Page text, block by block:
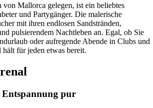
Mallorca gelegen, ist ein beliebtes
und Partygänger. Die malerische
mit ihren endlosen Sandstränden,
pulsierendem Nachtleben an. Egal, ob Sie
oder aufregende Abende in Clubs und
für jeden etwas bereit.
pur